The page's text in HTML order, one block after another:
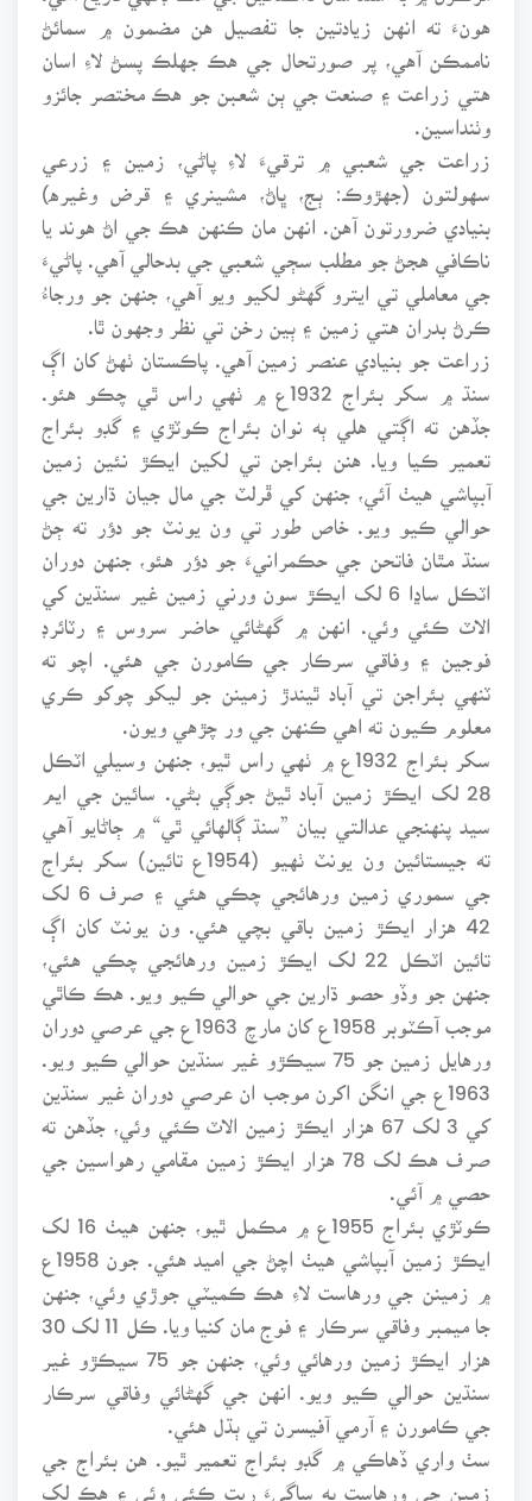
هونءَ ته انهن زيادتين جا تفصيل هن مضمون ۾ سمائڻ
ناممڪن آهي، پر صورتحال جي هڪ جهلڪ پسڻ لاءِ اسان
هتي زراعت ۽ صنعت جي ٻن شعبن جو هڪ مختصر جائزو
وٺنداسين.
زراعت جي شعبي ۾ ترقيءَ لاءِ پاڻي، زمين ۽ زرعي
سهولتون (جهڙوڪ: ٻج، ڀاڻ، مشينري ۽ قرض وغيره)
بنيادي ضرورتون آهن. انهن مان ڪنهن هڪ جي اڻ هوند يا
ناڪافي هجڻ جو مطلب سڄي شعبي جي بدحالي آهي. پاڻيءَ
جي معاملي تي ايترو گهڻو لکيو ويو آهي، جنهن جو ورجاءُ
ڪرڻ بدران هتي زمين ۽ ٻين رخن تي نظر وجهون ٿا.
زراعت جو بنيادي عنصر زمين آهي. پاڪستان ٺهڻ کان اڳ
سنڌ ۾ سکر بئراج 1932ع ۾ ٺهي راس ٿي چڪو هئو.
جڏهن ته اڳتي هلي ٻه نوان بئراج ڪوٽڙي ۽ گڊو بئراج
تعمير ڪيا ويا. هنن بئراجن تي لکين ايڪڙ نئين زمين
آبپاشي هيٺ آئي، جنهن کي ڦرلٽ جي مال جيان ڌارين جي
حوالي ڪيو ويو. خاص طور تي ون يونٽ جو دؤر ته ڄڻ
سنڌ مٿان فاتحن جي حڪمرانيءَ جو دؤر هئو، جنهن دوران
اٽڪل ساڍا 6 لک ايڪڙ سون ورني زمين غير سنڌين کي
الاٽ ڪئي وئي. انهن ۾ گهڻائي حاضر سروس ۽ رٽائرڊ
فوجين ۽ وفاقي سرڪار جي ڪامورن جي هئي. اچو ته
ٽنهي بئراجن تي آباد ٿيندڙ زمينن جو ليکو چوکو ڪري
معلوم ڪيون ته اهي ڪنهن جي ور چڙهي ويون.
سکر بئراج 1932ع ۾ ٺهي راس ٿيو، جنهن وسيلي اٽڪل
28 لک ايڪڙ زمين آباد ٿيڻ جوڳي بڻي. سائين جي ايم
سيد پنهنجي عدالتي بيان ”سنڌ ڳالهائي ٿي“ ۾ ڄاڻايو آهي
ته جيستائين ون يونٽ ٺهيو (1954ع تائين) سکر بئراج
جي سموري زمين ورهائجي چڪي هئي ۽ صرف 6 لک
42 هزار ايڪڙ زمين باقي بچي هئي. ون يونٽ کان اڳ
تائين اٽڪل 22 لک ايڪڙ زمين ورهائجي چڪي هئي،
جنهن جو وڏو حصو ڌارين جي حوالي ڪيو ويو. هڪ ڪاٿي
موجب آڪٽوبر 1958ع کان مارچ 1963ع جي عرصي دوران
ورهايل زمين جو 75 سيڪڙو غير سنڌين حوالي ڪيو ويو.
1963ع جي انگن اکرن موجب ان عرصي دوران غير سنڌين
کي 3 لک 67 هزار ايڪڙ زمين الاٽ ڪئي وئي، جڏهن ته
صرف هڪ لک 78 هزار ايڪڙ زمين مقامي رهواسين جي
حصي ۾ آئي.
ڪوٽڙي بئراج 1955ع ۾ مڪمل ٿيو، جنهن هيٺ 16 لک
۾ زمينن جي ورهاست لاءِ هڪ ڪميٽي جوڙي وئي، جنهن
جا ميمبر وفاقي سرڪار ۽ فوج مان کنيا ويا. ڪل 11 لک 30
هزار ايڪڙ زمين ورهائي وئي، جنهن جو 75 سيڪڙو غير
سنڌين حوالي ڪيو ويو. انهن جي گهڻائي وفاقي سرڪار
جي ڪامورن ۽ آرمي آفيسرن تي ٻڌل هئي.
سٺ واري ڏهاڪي ۾ گڊو بئراج تعمير ٿيو. هن بئراج جي
زمين جي ورهاست به ساڳيءَ ريت ڪئي وئي ۽ هڪ لک